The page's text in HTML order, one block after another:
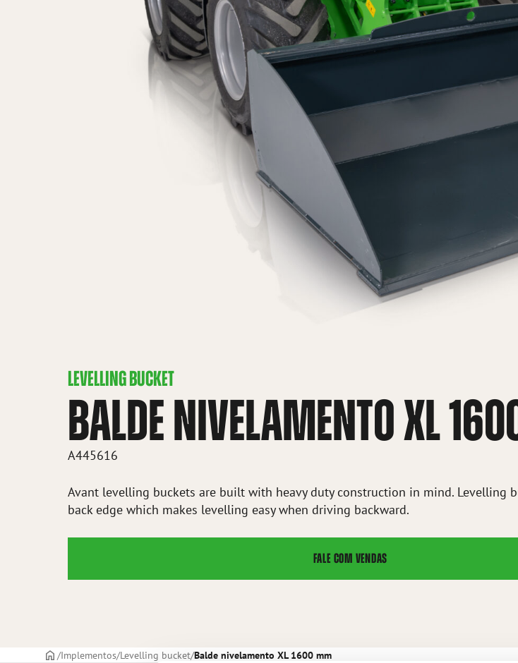
LEVELLING BUCKET
BALDE NIVELAMENTO XL
A445616
Avant levelling buckets are built with heavy duty construction in mind. Levelling
back edge which makes levelling easy when driving backward.
FALE COM VENDAS
CAPAImplementos Levelling bucket Balde nivelamento XL 1600 mm